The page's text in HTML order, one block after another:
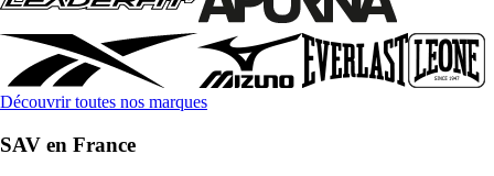
Découvrir toutes nos marques
SAV en France